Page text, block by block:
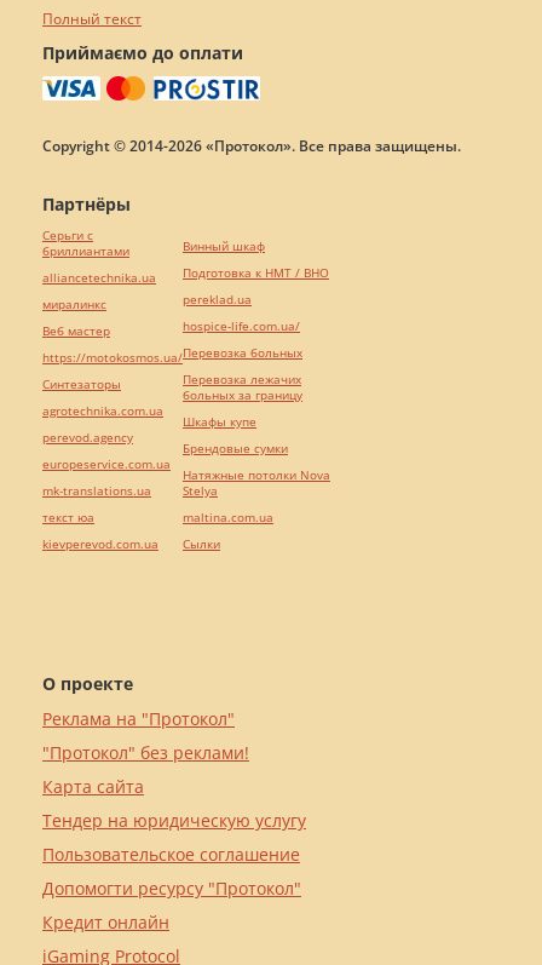
Полный текст
Приймаємо до оплати
Copyright © 2014-2026 «Протокол». Все права защищены.
О проекте
Реклама на "Протокол"
"Протокол" без реклами!
Карта сайта
Тендер на юридическую услугу
Пользовательское соглашение
Допомогти ресурсу "Протокол"
Кредит онлайн
iGaming Protocol
Партнёры
Серьги с
бриллиантами
alliancetechnika.ua
миралинкс
Веб мастер
https://motokosmos.ua/
Синтезаторы
agrotechnika.com.ua
perevod.agency
europeservice.com.ua
mk-translations.ua
текст юа
kievperevod.com.ua
Винный шкаф
Подготовка к НМТ / ВНО
pereklad.ua
hospice-life.com.ua/
Перевозка больных
Перевозка лежачих
больных за границу
Шкафы купе
Брендовые сумки
Натяжные потолки Nova
Stelya
maltina.com.ua
Cылки